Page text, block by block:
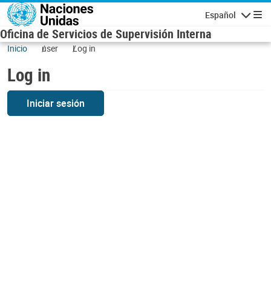
Skip to main content
Español
Oficina de Servicios de Supervisión Interna
Inicio user Log in
Log in
Iniciar sesión